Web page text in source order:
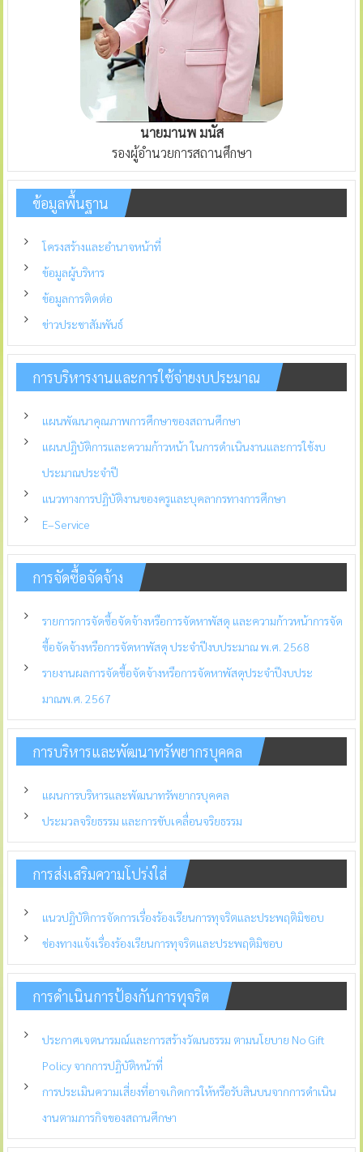
นายมานพ มนัส
รองผู้อำนวยการสถานศึกษา
ข้อมูลพื้นฐาน
โครงสร้างและอำนาจหน้าที่
ข้อมูลผู้บริหาร
ข้อมูลการติดต่อ
ข่าวประชาสัมพันธ์
การบริหารงานและการใช้จ่ายงบประมาณ
แผนพัฒนาคุณภาพการศึกษาของสถานศึกษา
แผนปฏิบัติการและความก้าวหน้า ในการดำเนินงานและการใช้งบ
ประมาณประจำปี
แนวทางการปฏิบัติงานของครูและบุคลากรทางการศึกษา
E–Service
การจัดซื้อจัดจ้าง
รายการการจัดซื้อจัดจ้างหรือการจัดหาพัสดุ และความก้าวหน้าการจัด
ซื้อจัดจ้างหรือการจัดหาพัสดุ ประจำปีงบประมาณ พ.ศ. 2568
รายงานผลการจัดซื้อจัดจ้างหรือการจัดหาพัสดุประจำปีงบประ
มาณพ.ศ. 2567
การบริหารและพัฒนาทรัพยากรบุคคล
แผนการบริหารและพัฒนาทรัพยากรบุคคล
ประมวลจริยธรรม และการขับเคลื่อนจริยธรรม
การส่งเสริมความโปร่งใส่
แนวปฏิบัติการจัดการเรื่องร้องเรียนการทุจริตและประพฤติมิชอบ
ช่องทางแจ้งเรื่องร้องเรียนการทุจริตและประพฤติมิชอบ
การดำเนินการป้องกันการทุจริต
ประกาศเจตนารมณ์และการสร้างวัฒนธรรม ตามนโยบาย No Gift
Policy จากการปฏิบัติหน้าที่
การประเมินความเสี่ยงที่อาจเกิดการให้หรือรับสินบนจากการดำเนิน
งานตามภารกิจของสถานศึกษา